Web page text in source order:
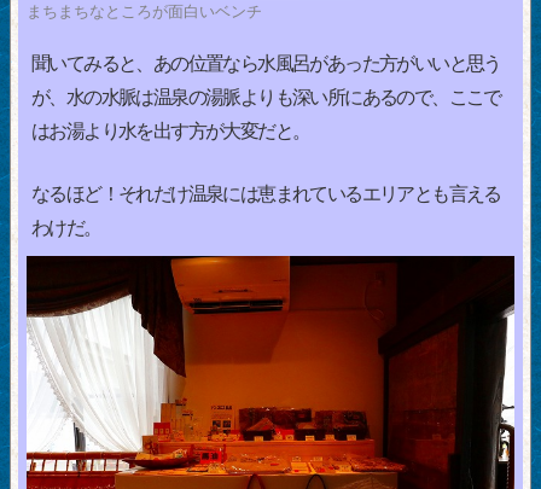
まちまちなところが面白いベンチ
聞いてみると、あの位置なら水風呂があった方がいいと思う
が、水の水脈は温泉の湯脈よりも深い所にあるので、ここで
はお湯より水を出す方が大変だと。
なるほど！それだけ温泉には恵まれているエリアとも言える
わけだ。